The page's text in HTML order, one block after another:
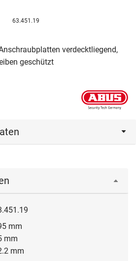
63.451.19
verdecktliegend,
geschützt
mm
mm
mm